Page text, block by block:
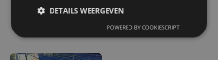
medische interventies in
DETAILS WEERGEVEN
POWERED BY COOKIESCRIPT